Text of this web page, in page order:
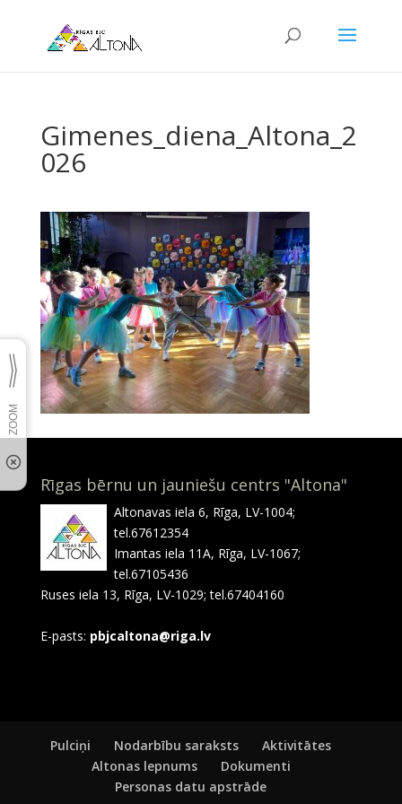
Gimenes_diena_Altona_2
026
Rīgas bērnu un jauniešu centrs "Altona"
Altonavas iela 6, Rīga, LV-1004;
tel.67612354
Imantas iela 11A, Rīga, LV-1067;
tel.67105436
Ruses iela 13, Rīga, LV-1029; tel.67404160
E-pasts: pbjcaltona@riga.lv
Pulciņi Nodarbību saraksts
Aktivitātes
Altonas lepnums
Dokumenti
Personas datu apstrāde